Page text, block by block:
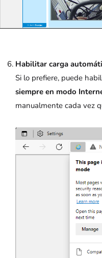
Habilitar carga
Si lo prefiere, puede
siempre en modo
manualmente cada vez